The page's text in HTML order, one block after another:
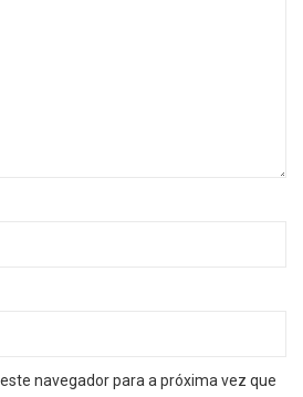
navegador para a próxima vez que